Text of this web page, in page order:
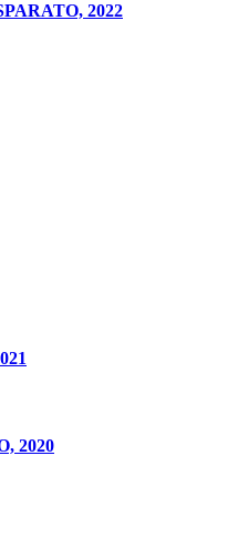
2022
2020